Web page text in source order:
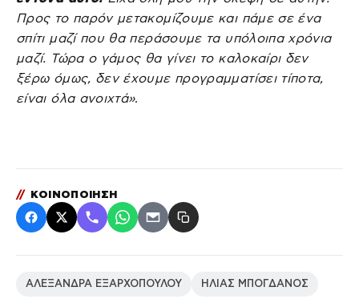
Προς το παρόν μετακομίζουμε και πάμε σε ένα
σπίτι μαζί που θα περάσουμε τα υπόλοιπα χρόνια
μαζί. Τώρα ο γάμος θα γίνει το καλοκαίρι δεν
ξέρω όμως, δεν έχουμε προγραμματίσει τίποτα,
είναι όλα ανοιχτά».
// ΚΟΙΝΟΠΟΙΗΣΗ
ΑΛΕΞΑΝΔΡΑ ΕΞΑΡΧΟΠΟΥΛΟΥ ΗΛΙΑΣ ΜΠΟΓΔΑΝΟΣ